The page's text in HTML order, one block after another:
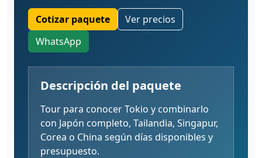
Cotizar paquete
Ver precios
WhatsApp
Descripción del paquete
Tour para conocer Tokio y combinarlo
con Japón completo, Tailandia, Singapur,
Corea o China según días disponibles y
presupuesto.